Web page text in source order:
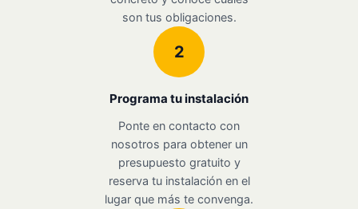
son tus obligaciones.
2
Programa tu instalación
Ponte en contacto con
nosotros para obtener un
presupuesto gratuito y
reserva tu instalación en el
lugar que más te convenga.